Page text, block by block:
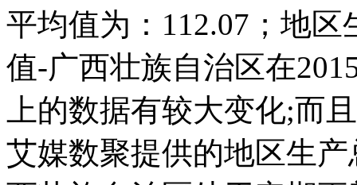
平均值为：112.07；地
值-广西壮族自治区在
上的数据有较大变化;而
艾媒数聚提供的地区生